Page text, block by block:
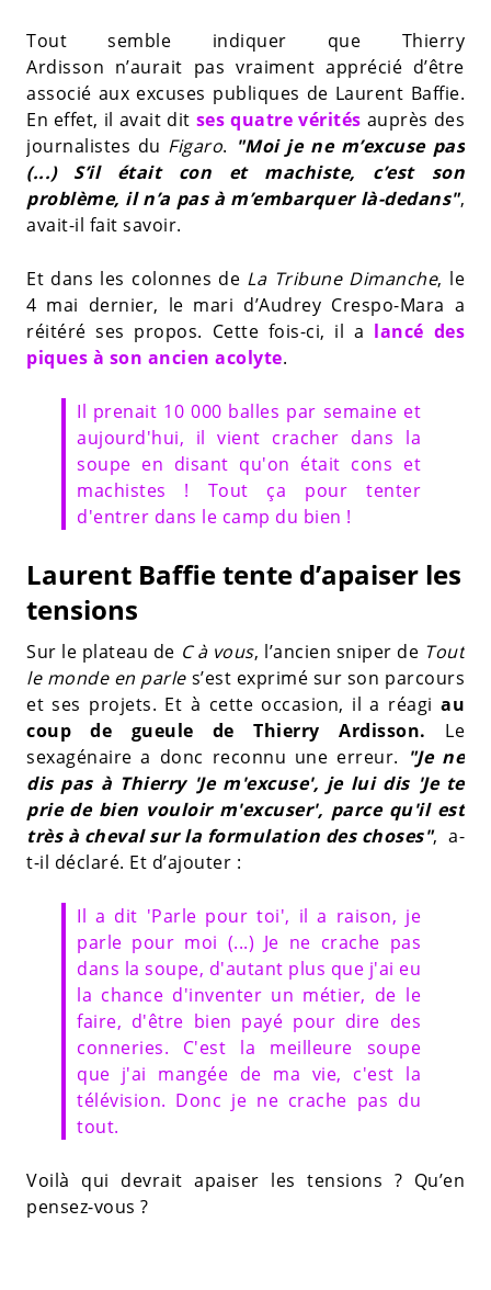
Tout semble indiquer que Thierry
Ardisson n’aurait pas vraiment apprécié d’être
associé aux excuses publiques de Laurent Baffie.
En effet, il avait dit ses quatre vérités auprès des
journalistes du Figaro. "Moi je ne m’excuse pas
(...) S’il était con et machiste, c’est son
problème, il n’a pas à m’embarquer là-dedans",
avait-il fait savoir.
Et dans les colonnes de La Tribune Dimanche, le
4 mai dernier, le mari d’Audrey Crespo-Mara a
réitéré ses propos. Cette fois-ci, il a lancé des
piques à son ancien acolyte.
Il prenait 10 000 balles par semaine et
aujourd'hui, il vient cracher dans la
soupe en disant qu'on était cons et
machistes ! Tout ça pour tenter
d'entrer dans le camp du bien !
Laurent Baffie tente d’apaiser les
tensions
Sur le plateau de C à vous, l’ancien sniper de Tout
le monde en parle s’est exprimé sur son parcours
et ses projets. Et à cette occasion, il a réagi au
coup de gueule de Thierry Ardisson. Le
sexagénaire a donc reconnu une erreur. "Je ne
dis pas à Thierry 'Je m'excuse', je lui dis 'Je te
prie de bien vouloir m'excuser', parce qu'il est
très à cheval sur la formulation des choses", a-
t-il déclaré. Et d’ajouter :
Il a dit 'Parle pour toi', il a raison, je
parle pour moi (...) Je ne crache pas
dans la soupe, d'autant plus que j'ai eu
la chance d'inventer un métier, de le
faire, d'être bien payé pour dire des
conneries. C'est la meilleure soupe
que j'ai mangée de ma vie, c'est la
télévision. Donc je ne crache pas du
tout.
Voilà qui devrait apaiser les tensions ? Qu’en
pensez-vous ?